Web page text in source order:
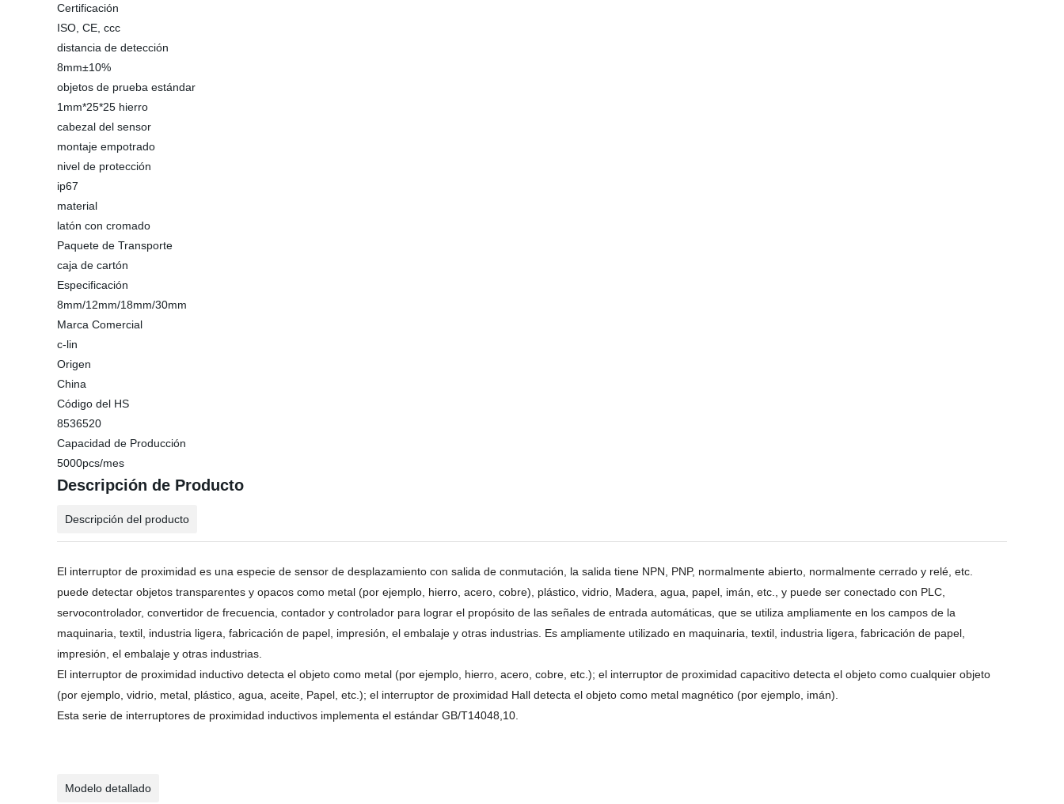
Certificación
ISO, CE, ccc
distancia de detección
8mm±10%
objetos de prueba estándar
1mm*25*25 hierro
cabezal del sensor
montaje empotrado
nivel de protección
ip67
material
latón con cromado
Paquete de Transporte
caja de cartón
Especificación
8mm/12mm/18mm/30mm
Marca Comercial
c-lin
Origen
China
Código del HS
8536520
Capacidad de Producción
5000pcs/mes
Descripción de Producto
Descripción del producto
El interruptor de proximidad es una especie de sensor de desplazamiento con salida de conmutación, la salida tiene NPN, PNP, normalmente abierto, normalmente cerrado y relé, etc.
puede detectar objetos transparentes y opacos como metal (por ejemplo, hierro, acero, cobre), plástico, vidrio, Madera, agua, papel, imán, etc., y puede ser conectado con PLC,
servocontrolador, convertidor de frecuencia, contador y controlador para lograr el propósito de las señales de entrada automáticas, que se utiliza ampliamente en los campos de la
maquinaria, textil, industria ligera, fabricación de papel, impresión, el embalaje y otras industrias. Es ampliamente utilizado en maquinaria, textil, industria ligera, fabricación de papel,
impresión, el embalaje y otras industrias.
El interruptor de proximidad inductivo detecta el objeto como metal (por ejemplo, hierro, acero, cobre, etc.); el interruptor de proximidad capacitivo detecta el objeto como cualquier objeto
(por ejemplo, vidrio, metal, plástico, agua, aceite, Papel, etc.); el interruptor de proximidad Hall detecta el objeto como metal magnético (por ejemplo, imán).
Esta serie de interruptores de proximidad inductivos implementa el estándar GB/T14048,10.
Modelo detallado